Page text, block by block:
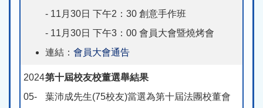
- 11月30日 下午2：30 創意手作班
- 11月30日 下午3：00 會員大會暨燒烤會
連結： 會員大會通告
2024-
05-
第十屆校友校董選舉結果
葉沛成先生(75校友)當選為第十屆法團校董會